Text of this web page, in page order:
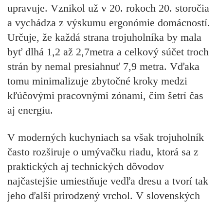
upravuje. Vznikol už v 20. rokoch 20. storočia
a vychádza z výskumu ergonómie domácností.
Určuje, že každá strana trojuholníka by mala
byť dlhá 1,2 až 2,7metra a celkový súčet troch
strán by nemal presiahnuť 7,9 metra. Vďaka
tomu minimalizuje zbytočné kroky medzi
kľúčovými pracovnými zónami, čím šetrí čas
aj energiu.
V moderných kuchyniach sa však trojuholník
často rozširuje o umývačku riadu, ktorá sa z
praktických aj technických dôvodov
najčastejšie umiestňuje vedľa dresu a tvorí tak
jeho ďalší prirodzený vrchol. V slovenských